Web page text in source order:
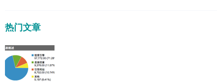
热门文章